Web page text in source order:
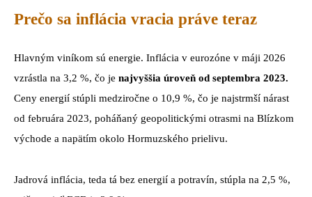
Prečo sa inflácia vracia práve teraz
Hlavným viníkom sú energie. Inflácia v eurozóne v máji 2026
vzrástla na 3,2 %, čo je najvyššia úroveň od septembra 2023.
Ceny energií stúpli medziročne o 10,9 %, čo je najstrmší nárast
od februára 2023, poháňaný geopolitickými otrasmi na Blízkom
východe a napätím okolo Hormuzského prielivu.
Jadrová inflácia, teda tá bez energií a potravín, stúpla na 2,5 %,